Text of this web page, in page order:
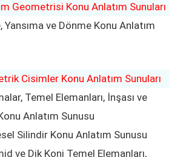
Geometrisi Konu Anlatım Sunuları
Yansıma ve Dönme Konu Anlatım
Cisimler Konu Anlatım Sunuları
Temel Elemanları, İnşası ve
Anlatım Sunusu
Silindir Konu Anlatım Sunusu
ve Dik Koni Temel Elemanları,